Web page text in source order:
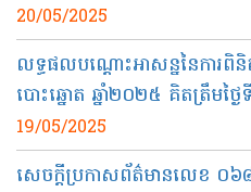
20/05/2025
លទ្ធផលបណ្ដោះអាសន្ននៃការពិ
បោះឆ្នោត ឆ្នាំ២០២៥ គិតត្រឹមថ្
19/05/2025
សេចក្តីប្រកាសព័ត៌មានលេខ ០